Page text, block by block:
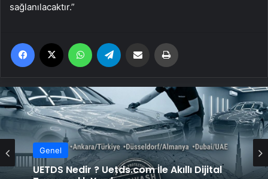
sağlanılacaktır.”
Facebook WhatsApp Email'den paylaş
Genel